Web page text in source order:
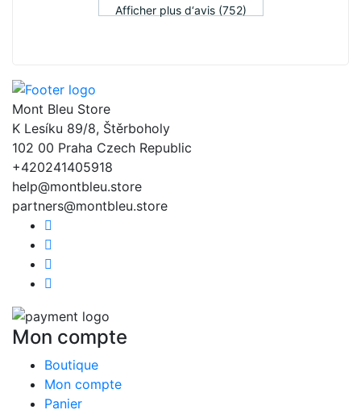
Afficher plus d‘avis (752)
Mont Bleu Store
K Lesíku 89/8, Štěrboholy
102 00 Praha Czech Republic
+420241405918
help@montbleu.store
partners@montbleu.store
Mon compte
Boutique
Mon compte
Panier